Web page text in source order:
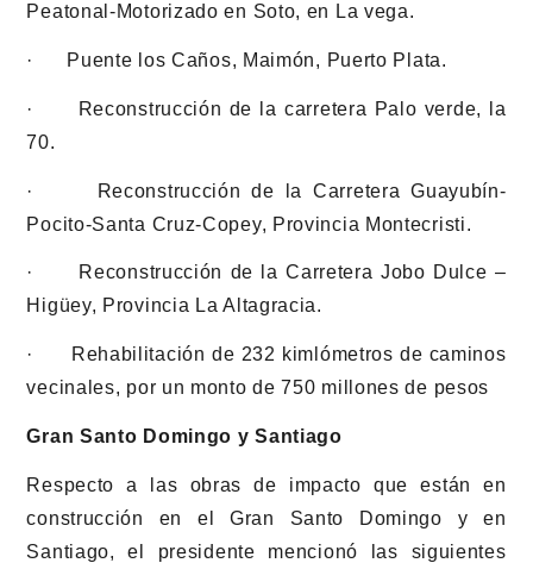
Peatonal-Motorizado en Soto, en La vega.
· Puente los Caños, Maimón, Puerto Plata.
· Reconstrucción de la carretera Palo verde, la
70.
· Reconstrucción de la Carretera Guayubín-
Pocito-Santa Cruz-Copey, Provincia Montecristi.
· Reconstrucción de la Carretera Jobo Dulce –
Higüey, Provincia La Altagracia.
· Rehabilitación de 232 kimlómetros de caminos
vecinales, por un monto de 750 millones de pesos
Gran Santo Domingo y Santiago
Respecto a las obras de impacto que están en
construcción en el Gran Santo Domingo y en
Santiago, el presidente mencionó las siguientes